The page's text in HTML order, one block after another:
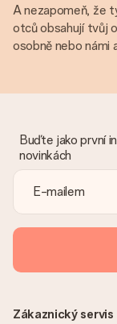
A nezapomeň, že
otců obsahují tvůj
osobně nebo námi
Buďte jako první
novinkách
Zákaznický servis